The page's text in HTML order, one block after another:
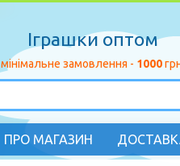
Іграшки оптом
мінімальне замовлення - 1000
ПРО МАГАЗИН